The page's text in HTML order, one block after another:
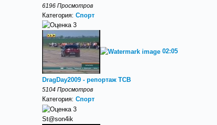
6196 Просмотров
Категория: Спорт
02:05
DragDay2009 - репортаж ТСВ
5104 Просмотров
Категория: Спорт
St@son4ik